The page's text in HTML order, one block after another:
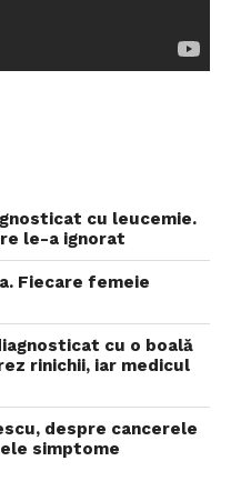
cu leucemie.
le-a ignorat
Fiecare femeie
cu o boală
rinichii, iar medicul
despre cancerele
simptome